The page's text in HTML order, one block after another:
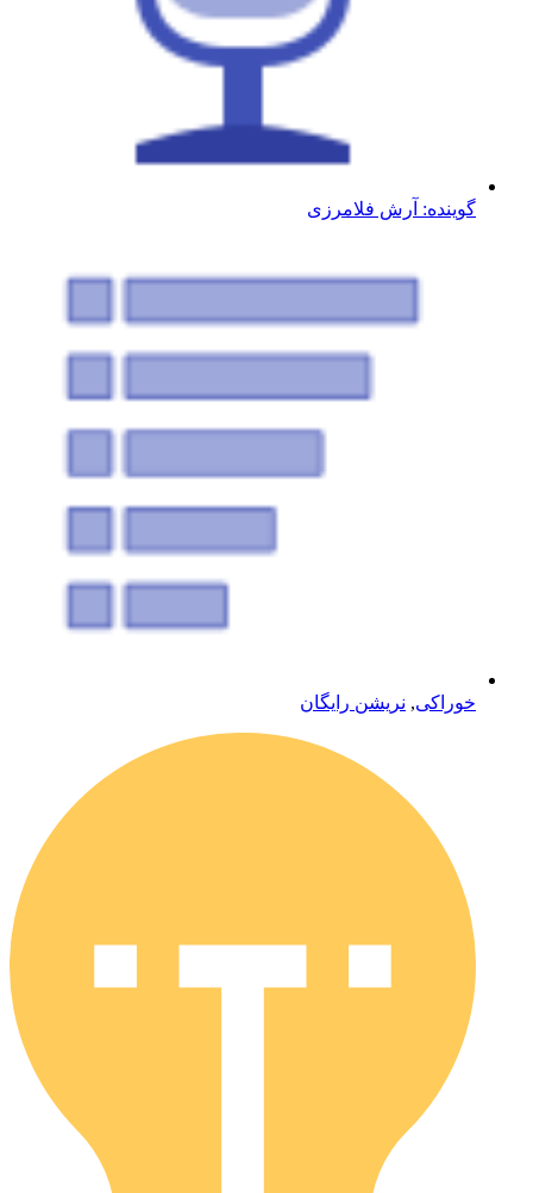
گوینده: آرش فلامرزی
خوراکی, نریشن رایگان